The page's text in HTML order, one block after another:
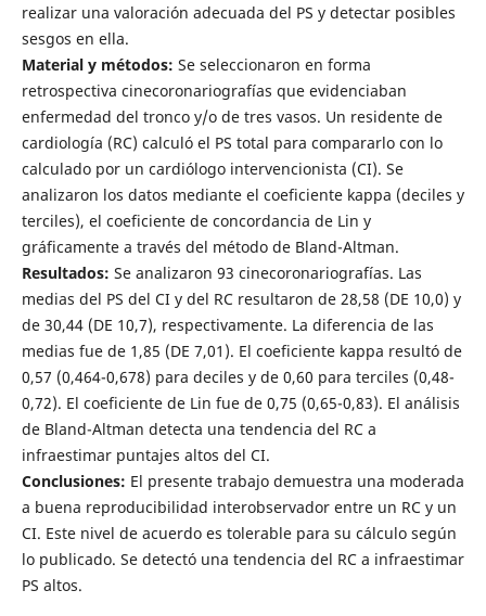
realizar una valoración adecuada del PS y detectar posibles
sesgos en ella.
Material y métodos: Se seleccionaron en forma
retrospectiva cinecoronariografías que evidenciaban
enfermedad del tronco y/o de tres vasos. Un residente de
cardiología (RC) calculó el PS total para compararlo con lo
calculado por un cardiólogo intervencionista (CI). Se
analizaron los datos mediante el coeficiente kappa (deciles y
terciles), el coeficiente de concordancia de Lin y
gráficamente a través del método de Bland-Altman.
Resultados: Se analizaron 93 cinecoronariografías. Las
medias del PS del CI y del RC resultaron de 28,58 (DE 10,0) y
de 30,44 (DE 10,7), respectivamente. La diferencia de las
medias fue de 1,85 (DE 7,01). El coeficiente kappa resultó de
0,57 (0,464-0,678) para deciles y de 0,60 para terciles (0,48-
0,72). El coeficiente de Lin fue de 0,75 (0,65-0,83). El análisis
de Bland-Altman detecta una tendencia del RC a
infraestimar puntajes altos del CI.
Conclusiones: El presente trabajo demuestra una moderada
a buena reproducibilidad interobservador entre un RC y un
CI. Este nivel de acuerdo es tolerable para su cálculo según
lo publicado. Se detectó una tendencia del RC a infraestimar
PS altos.